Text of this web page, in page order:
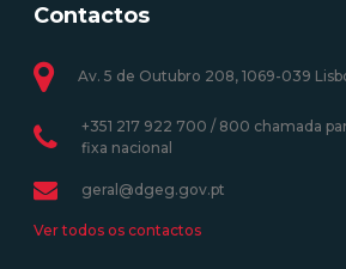
Contactos
Av. 5 de Outubro 208, 1069-039
+351 217 922 700 / 800 chamada
fixa nacional
geral@dgeg.gov.pt
Ver todos os contactos